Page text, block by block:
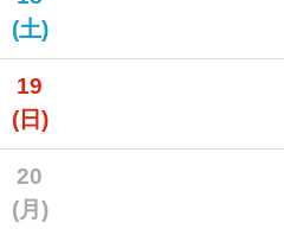
(土)
19
(日)
20
(月)